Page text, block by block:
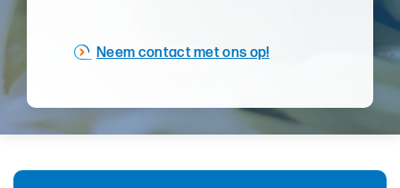
Neem contact met ons op!